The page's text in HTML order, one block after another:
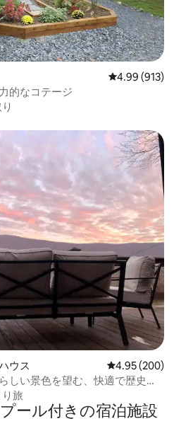
レビュー913
4.99 (913)
的なコテージ
す。
ウス レビュー200
4.95 (200)
しい景色を望む、快適で歴史あ
旅
ール付きの宿泊施設